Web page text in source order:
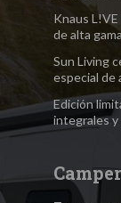
Knaus
de alta gama
Sun Living
especial de
Edición
integrales y